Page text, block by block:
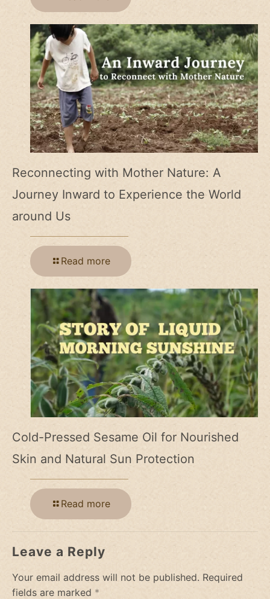
Reconnecting with Mother Nature: A
Journey Inward to Experience the World
around Us
Read more
Cold-Pressed Sesame Oil for Nourished
Skin and Natural Sun Protection
Read more
Leave a Reply
Your email address will not be published. Required
fields are marked *